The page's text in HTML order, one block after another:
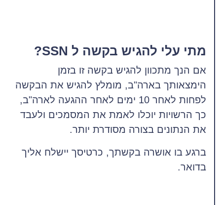
מתי עלי להגיש בקשה ל SSN?
אם הנך מתכוון להגיש בקשה זו בזמן
הימצאותך בארה"ב, מומלץ להגיש את הבקשה
לפחות לאחר 10 ימים לאחר ההגעה לארה"ב,
כך הרשויות יוכלו לאמת את המסמכים ולעבד
את הנתונים בצורה מסודרת יותר.
ברגע בו אושרה בקשתך, כרטיסך יישלח אליך
בדואר.